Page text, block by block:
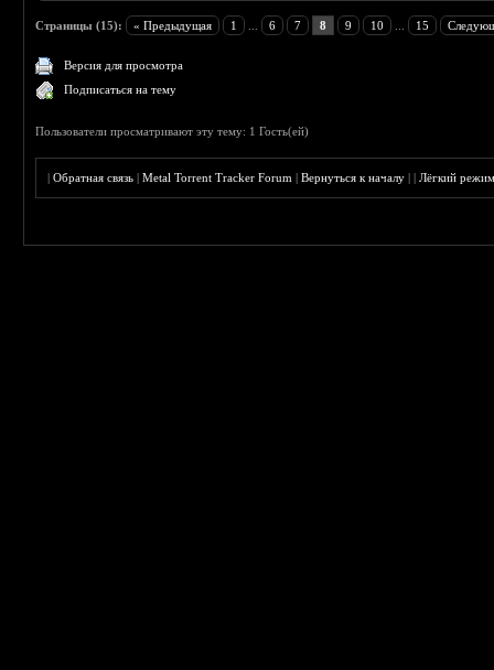
Страницы (15): « Предыдущая 1 6 7 8 9 10 15
Версия для просмотра
Подписаться на тему
Пользователи просматривают эту тему: 1 Гость(ей)
|Обратная связь |Metal Torrent Tracker Forum |Вернуться к началу ||Лёгкий